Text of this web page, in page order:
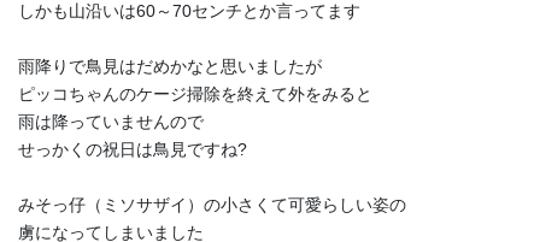
しかも山沿いは60～70センチとか言ってます
雨降りで鳥見はだめかなと思いましたが
ピッコちゃんのケージ掃除を終えて外をみると
雨は降っていませんので
せっかくの祝日は鳥見ですね?
みそっ仔（ミソサザイ）の小さくて可愛らしい姿の
虜になってしまいました